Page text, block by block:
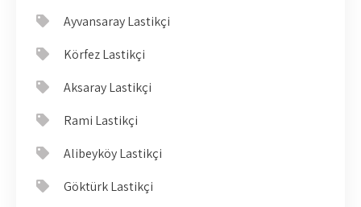
Ayvansaray Lastikçi
Körfez Lastikçi
Aksaray Lastikçi
Rami Lastikçi
Alibeyköy Lastikçi
Göktürk Lastikçi